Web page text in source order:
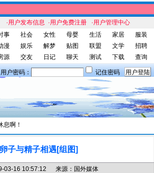
·用户发布信息 ·用户免费注册 ·用户管理中心
事 社会 女性 母婴 生活 家居 服装
漫 娱乐 解梦 贴图 联盟 文学 招聘
源 交友 日记 聊天 测试 下载 查询
用户密码： 记住密码
息啊！
子与精子相遇[组图]
03-16 10:57:12 来源：国外媒体